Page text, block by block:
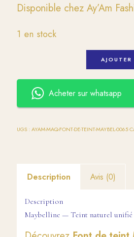
Disponible chez Ay’Am
1 en stock
Acheter sur whatsapp
UGS : AYAM-MAQ-FONT-DE-TEINT-MAYBEL-0065
Description Avis (0)
Description
Maybelline — Teint naturel unifié